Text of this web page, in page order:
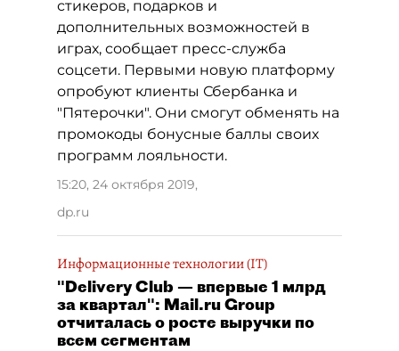
стикеров, подарков и
дополнительных возможностей в
играх, сообщает пресс-служба
соцсети. Первыми новую платформу
опробуют клиенты Сбербанка и
"Пятерочки". Они смогут обменять на
промокоды бонусные баллы своих
программ лояльности.
15:20, 24 октября 2019,
dp.ru
Информационные технологии (IT)
"Delivery Club — впервые 1 млрд
за квартал": Mail.ru Group
отчиталась о росте выручки по
всем сегментам